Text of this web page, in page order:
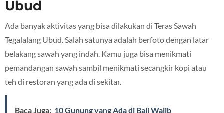
Ubud
Ada banyak aktivitas yang bisa dilakukan di Teras Sawah
Tegalalang Ubud. Salah satunya adalah berfoto dengan latar
belakang sawah yang indah. Kamu juga bisa menikmati
pemandangan sawah sambil menikmati secangkir kopi atau
teh di restoran yang ada di sekitar.
Baca Juga: 10 Gunung yang Ada di Bali Wajib